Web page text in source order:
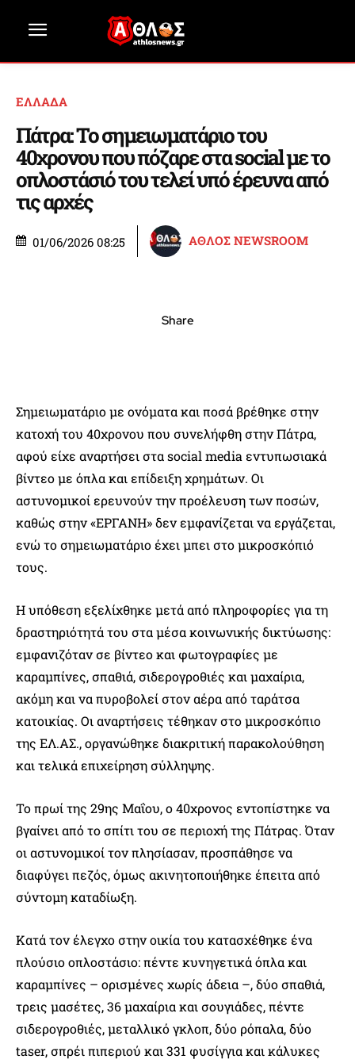
ΕΛΛΑΔΑ
Πάτρα: Το σημειωματάριο του
40χρονου που πόζαρε στα social με το
οπλοστάσιό του τελεί υπό έρευνα από
τις αρχές
01/06/2026 08:25 ΑΘΛΟΣ NEWSROOM
Share
Σημειωματάριο με ονόματα και ποσά βρέθηκε στην
κατοχή του 40χρονου που συνελήφθη στην Πάτρα,
αφού είχε αναρτήσει στα social media εντυπωσιακά
βίντεο με όπλα και επίδειξη χρημάτων. Οι
αστυνομικοί ερευνούν την προέλευση των ποσών,
καθώς στην «ΕΡΓΑΝΗ» δεν εμφανίζεται να εργάζεται,
ενώ το σημειωματάριο έχει μπει στο μικροσκόπιό
τους.
Η υπόθεση εξελίχθηκε μετά από πληροφορίες για τη
δραστηριότητά του στα μέσα κοινωνικής δικτύωσης:
εμφανιζόταν σε βίντεο και φωτογραφίες με
καραμπίνες, σπαθιά, σιδερογροθιές και μαχαίρια,
ακόμη και να πυροβολεί στον αέρα από ταράτσα
κατοικίας. Οι αναρτήσεις τέθηκαν στο μικροσκόπιο
της ΕΛ.ΑΣ., οργανώθηκε διακριτική παρακολούθηση
και τελικά επιχείρηση σύλληψης.
Το πρωί της 29ης Μαΐου, ο 40χρονος εντοπίστηκε να
βγαίνει από το σπίτι του σε περιοχή της Πάτρας. Όταν
οι αστυνομικοί τον πλησίασαν, προσπάθησε να
διαφύγει πεζός, όμως ακινητοποιήθηκε έπειτα από
σύντομη καταδίωξη.
Κατά τον έλεγχο στην οικία του κατασχέθηκε ένα
πλούσιο οπλοστάσιο: πέντε κυνηγετικά όπλα και
καραμπίνες – ορισμένες χωρίς άδεια –, δύο σπαθιά,
τρεις μασέτες, 36 μαχαίρια και σουγιάδες, πέντε
σιδερογροθιές, μεταλλικό γκλοπ, δύο ρόπαλα, δύο
taser, σπρέι πιπεριού και 331 φυσίγγια και κάλυκες